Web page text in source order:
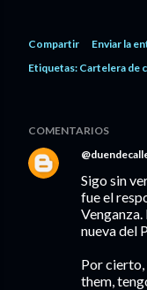
Compartir
Enviar la
Etiquetas: Cartelera de
COMENTARIOS
Sigo sin
fue el
nueva del
Por cierto,
them,